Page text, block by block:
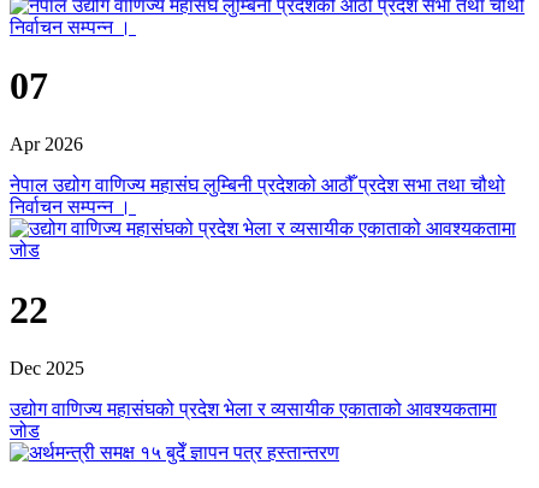
07
Apr 2026
नेपाल उद्योग वाणिज्य महासंघ लुम्बिनी प्रदेशको आठौँ प्रदेश सभा तथा चौथो
निर्वाचन सम्पन्न ।
22
Dec 2025
उद्योग वाणिज्य महासंघको प्रदेश भेला र व्यसायीक एकाताको आवश्यकतामा
जोड